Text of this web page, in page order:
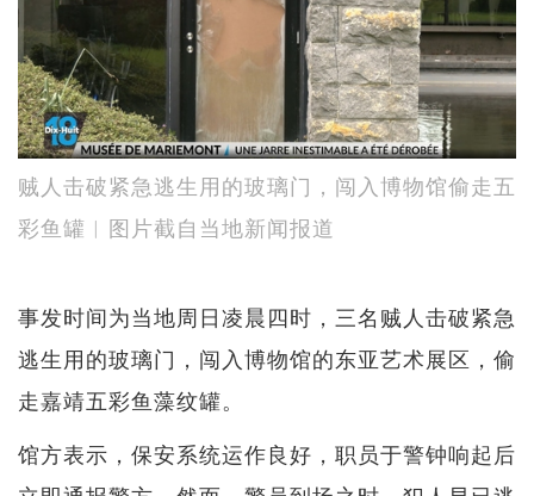
贼人击破紧急逃生用的玻璃门，闯入博物馆偷走五
彩鱼罐︱图片截自当地新闻报道
事发时间为当地周日凌晨四时，三名贼人击破紧急
逃生用的玻璃门，闯入博物馆的东亚艺术展区，偷
走嘉靖五彩鱼藻纹罐。
馆方表示，保安系统运作良好，职员于警钟响起后